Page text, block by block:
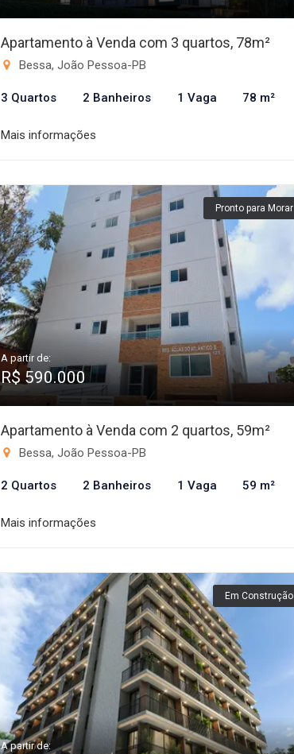
Apartamento à Venda com 3 quartos, 78m²
Bessa, João Pessoa-PB
3 Quartos 2 Banheiros 1 Vaga 78 m²
Mais informações
Pronto para Morar
A partir de:
R$ 590.000
Apartamento à Venda com 2 quartos, 59m²
Bessa, João Pessoa-PB
2 Quartos 2 Banheiros 1 Vaga 59 m²
Mais informações
Em Construção
A partir de: